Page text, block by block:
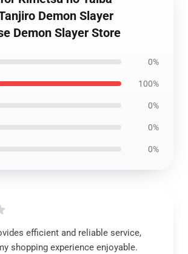
Demon Slayer
Demon Slayer Store
0%
100%
0%
0%
0%
efficient and reliable service,
shopping experience enjoyable.